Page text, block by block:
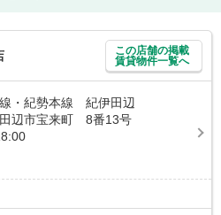
この店舗の掲載
賃貸物件一覧へ
・紀勢本線 紀伊田辺
辺市宝来町 8番13号